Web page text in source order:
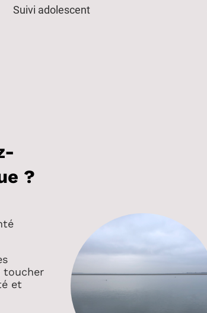
Suivi adolescent
?
toucher
et